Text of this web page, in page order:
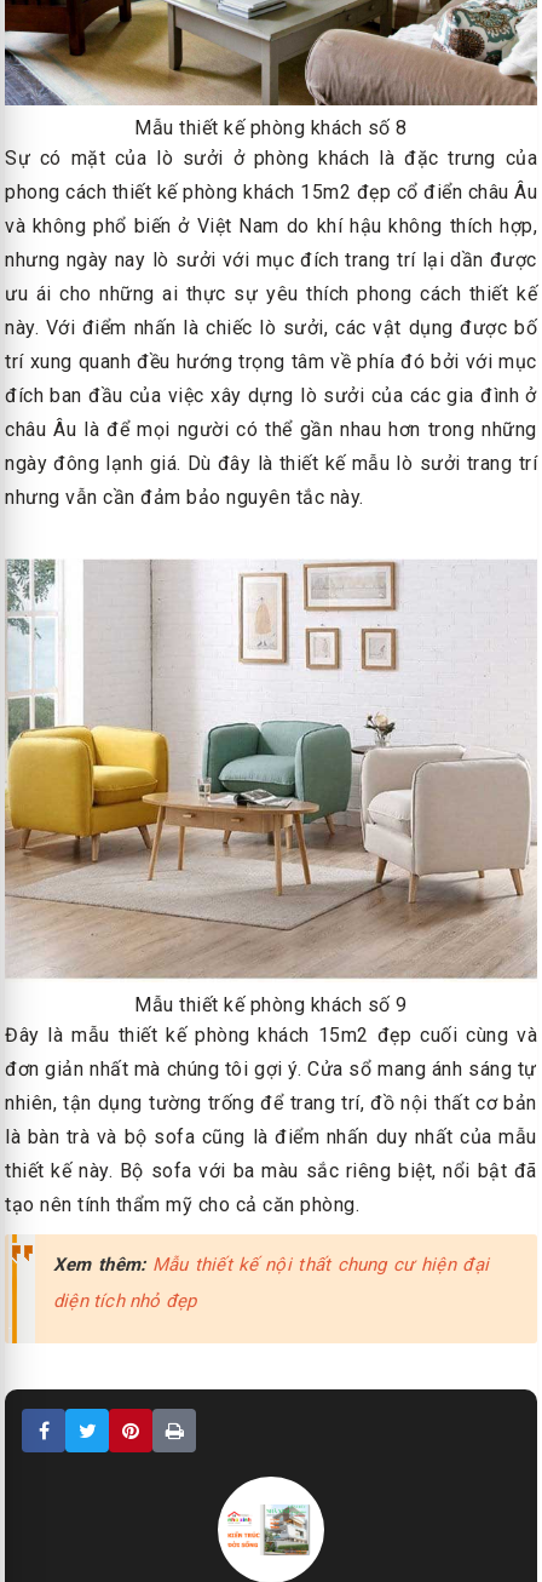
Mẫu thiết kế phòng khách số 8
Sự có mặt của lò sưởi ở phòng khách là đặc trưng của
phong cách thiết kế phòng khách 15m2 đẹp cổ điển châu Âu
và không phổ biến ở Việt Nam do khí hậu không thích hợp,
nhưng ngày nay lò sưởi với mục đích trang trí lại dần được
ưu ái cho những ai thực sự yêu thích phong cách thiết kế
này. Với điểm nhấn là chiếc lò sưởi, các vật dụng được bố
trí xung quanh đều hướng trọng tâm về phía đó bởi với mục
đích ban đầu của việc xây dựng lò sưởi của các gia đình ở
châu Âu là để mọi người có thể gần nhau hơn trong những
ngày đông lạnh giá. Dù đây là thiết kế mẫu lò sưởi trang trí
nhưng vẫn cần đảm bảo nguyên tắc này.
Mẫu thiết kế phòng khách số 9
Đây là mẫu thiết kế phòng khách 15m2 đẹp cuối cùng và
đơn giản nhất mà chúng tôi gợi ý. Cửa sổ mang ánh sáng tự
nhiên, tận dụng tường trống để trang trí, đồ nội thất cơ bản
là bàn trà và bộ sofa cũng là điểm nhấn duy nhất của mẫu
thiết kế này. Bộ sofa với ba màu sắc riêng biệt, nổi bật đã
tạo nên tính thẩm mỹ cho cả căn phòng.
Xem thêm: Mẫu thiết kế nội thất chung cư hiện đại
diện tích nhỏ đẹp